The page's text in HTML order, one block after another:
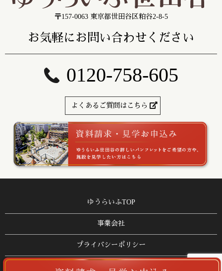
〒157-0063 東京都世田谷区粕谷2-8-5
お気軽にお問い合わせください
0120-758-605
よくあるご質問はこちら
ゆうらいふTOP
事業会社
プライバシーポリシー